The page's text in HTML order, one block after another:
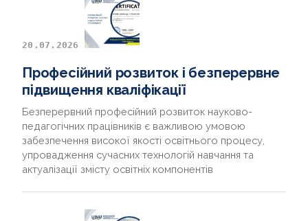
20.07.2026
Професійний розвиток і безперервне
підвищення кваліфікації
Безперервний професійний розвиток науково-
педагогічних працівників є важливою умовою
забезпечення високої якості освітнього процесу,
упровадження сучасних технологій навчання та
актуалізації змісту освітніх компонентів